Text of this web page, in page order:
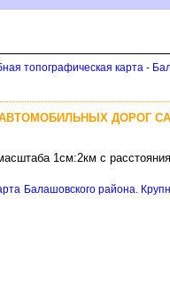
топографическая карта -
ДОРОГ
1см:2км с
Балашовского района.